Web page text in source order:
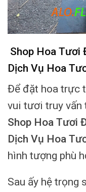
Shop Hoa Tươi
Dịch Vụ Hoa
Để đặt hoa trực
vui tươi truy vấn
Shop Hoa Tươi
Dịch Vụ Hoa
hình tượng phù
Sau ấy hệ trọng